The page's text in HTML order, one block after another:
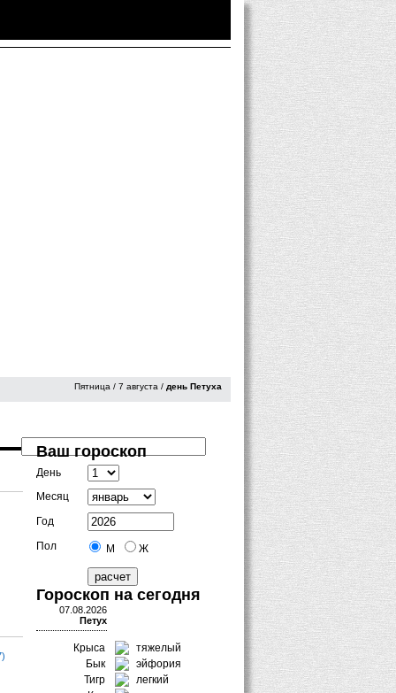
Пятница / 7 августа / день Петуха
Ваш гороскоп
День
Месяц
Год
Пол
М Ж
Гороскоп на сегодня
07.08.2026
Петух
Крыса
тяжелый
Бык
эйфория
Тигр
легкий